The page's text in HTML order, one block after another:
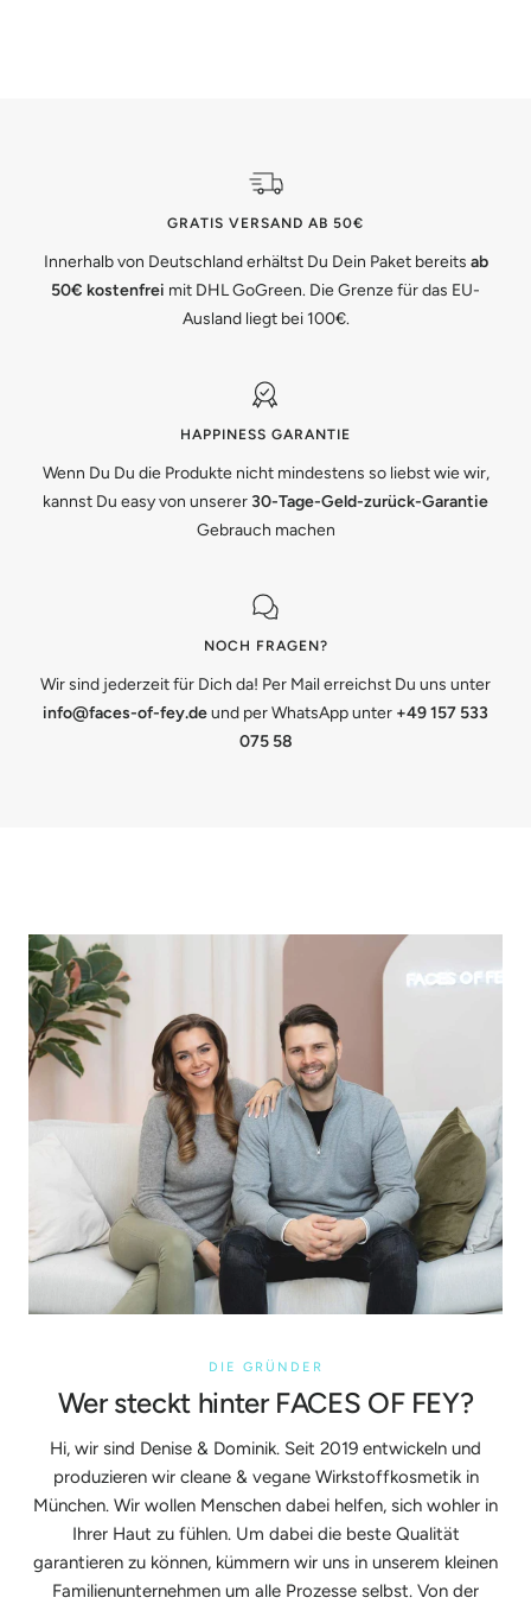
GRATIS VERSAND AB 50€
Innerhalb von Deutschland erhältst Du Dein Paket bereits ab
50€ kostenfrei mit DHL GoGreen. Die Grenze für das EU-
Ausland liegt bei 100€.
HAPPINESS GARANTIE
Wenn Du Du die Produkte nicht mindestens so liebst wie wir,
kannst Du easy von unserer30-Tage-Geld-zurück-Garantie
Gebrauch machen
NOCH FRAGEN?
Wir sind jederzeit für Dich da! Per Mail erreichst Du uns unter
info@faces-of-fey.deund per WhatsApp unter +49 157 533
075 58
DIE GRÜNDER
Wer steckt hinter FACES OF FEY?
Hi, wir sind Denise & Dominik. Seit 2019 entwickeln und
produzieren wir cleane & vegane Wirkstoffkosmetik in
München. Wir wollen Menschen dabei helfen, sich wohler in
Ihrer Haut zu fühlen. Um dabei die beste Qualität
garantieren zu können, kümmern wir uns in unserem kleinen
Familienunternehmen um alle Prozesse selbst. Von der